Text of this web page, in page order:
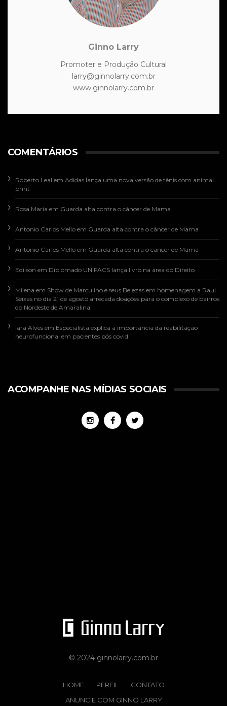
Ginno Larry
Promoter e Produção Cultural
larry@ginnolarry.com.br
www.ginnolarry.com.br
COMENTÁRIOS
Roberto Leal em Adidas lança uma nova versão de tênis com animal
print
Rosa Maria em Guarda alta contra o câncer de Mama
Antonio Carlos Mello em Guarda alta contra o câncer de Mama
Antonio Carlos Mello em Guarda alta contra o câncer de Mama
Edilson em Diplomado UNIFACS lança livro na área do Direito
Milena em Show de Marculino e seus Belezas em homenagem a Raul
Seixas no dia 21 de agosto arrecada doações para o complexo de bairros
do Nordeste de Amaralina
Iara Alves em Especialista explica a importância da reabilitação
neurofuncional em pacientes pós covid
ACOMPANHE NAS MÍDIAS SOCIAIS
© 2024 ginnolarry.com.br
HOME PERFIL
CONTATO
ANUNCIE COM GINNO LARRY